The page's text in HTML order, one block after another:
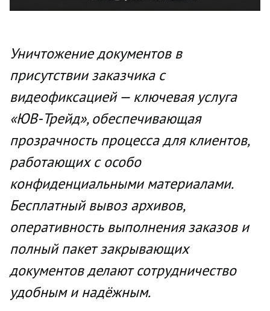
Уничтожение документов в
присутствии заказчика с
видеофиксацией — ключевая услуга
«ЮВ-Трейд», обеспечивающая
прозрачность процесса для клиентов,
работающих с особо
конфиденциальными материалами.
Бесплатный вывоз архивов,
оперативность выполнения заказов и
полный пакет закрывающих
документов делают сотрудничество
удобным и надёжным.